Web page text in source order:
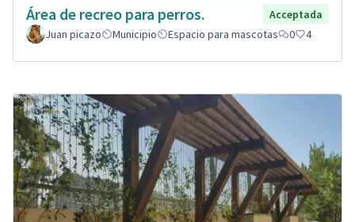
Área de recreo para perros.
Acceptada
Juan picazo
Municipio Espacio para mascotas 0 4